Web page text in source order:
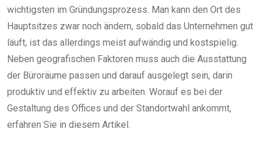
wichtigsten im Gründungsprozess. Man kann den Ort des
Hauptsitzes zwar noch ändern, sobald das Unternehmen gut
läuft, ist das allerdings meist aufwändig und kostspielig.
Neben geografischen Faktoren muss auch die Ausstattung
der Büroräume passen und darauf ausgelegt sein, darin
produktiv und effektiv zu arbeiten. Worauf es bei der
Gestaltung des Offices und der Standortwahl ankommt,
erfahren Sie in diesem Artikel.